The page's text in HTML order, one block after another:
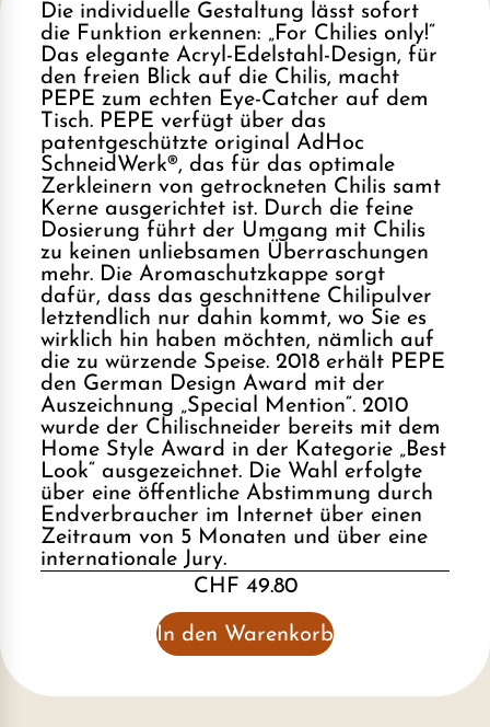
Die individuelle Gestaltung lässt sofort
die Funktion erkennen: „For Chilies only!“
Das elegante Acryl-Edelstahl-Design, für
den freien Blick auf die Chilis, macht
PEPE zum echten Eye-Catcher auf dem
Tisch. PEPE verfügt über das
patentgeschützte original AdHoc
SchneidWerk®, das für das optimale
Zerkleinern von getrockneten Chilis samt
Kerne ausgerichtet ist. Durch die feine
Dosierung führt der Umgang mit Chilis
zu keinen unliebsamen Überraschungen
mehr. Die Aromaschutzkappe sorgt
dafür, dass das geschnittene Chilipulver
letztendlich nur dahin kommt, wo Sie es
wirklich hin haben möchten, nämlich auf
die zu würzende Speise. 2018 erhält PEPE
den German Design Award mit der
Auszeichnung „Special Mention“. 2010
wurde der Chilischneider bereits mit dem
Home Style Award in der Kategorie „Best
Look“ ausgezeichnet. Die Wahl erfolgte
über eine öffentliche Abstimmung durch
Endverbraucher im Internet über einen
Zeitraum von 5 Monaten und über eine
internationale Jury.
CHF 49.80
In den Warenkorb